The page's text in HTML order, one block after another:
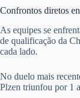
Confrontos diretos
As equipes se
de qualificação da
cada lado.
No duelo mais
Plzen triunfou por 1